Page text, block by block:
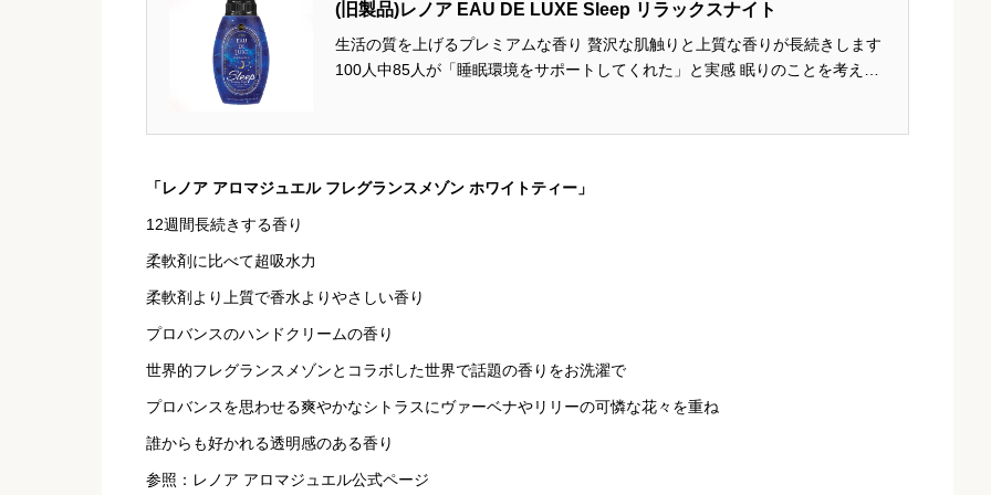
(旧製品)レノア EAU DE LUXE Sleep リラックスナイト
生活の質を上げるプレミアムな香り 贅沢な肌触りと上質な香りが長続きします
100人中85人が「睡眠環境をサポートしてくれた」と実感 眠りのことを考えた
「レノア アロマジュエル フレグランスメゾン ホワイトティー」
12週間長続きする香り
柔軟剤に比べて超吸水力
柔軟剤より上質で香水よりやさしい香り
プロバンスのハンドクリームの香り
世界的フレグランスメゾンとコラボした世界で話題の香りをお洗濯で
プロバンスを思わせる爽やかなシトラスにヴァーベナやリリーの可憐な花々を重ね
誰からも好かれる透明感のある香り
参照：レノア アロマジュエル公式ページ